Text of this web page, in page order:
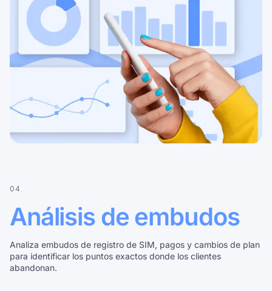
04
Análisis de embudos
Analiza embudos de registro de SIM, pagos y cambios de plan
para identificar los puntos exactos donde los clientes
abandonan.